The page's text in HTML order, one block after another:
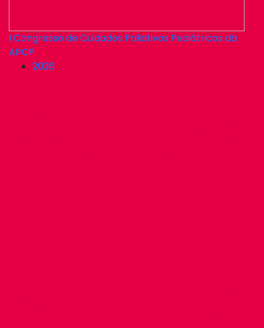
I Congresso de Cuidados Paliativos Pediátricos da
APCP
2026